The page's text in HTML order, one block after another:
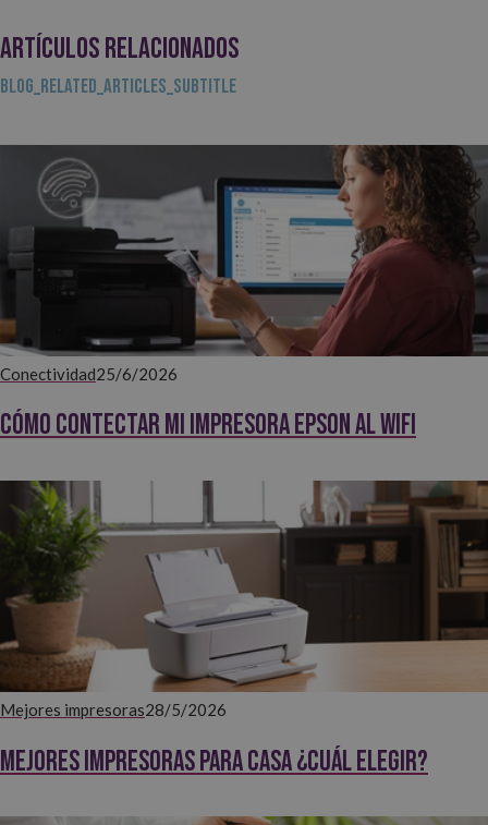
ARTÍCULOS RELACIONADOS
BLOG_RELATED_ARTICLES_SUBTITLE
Conectividad25/6/2026
Cómo contectar mi impresora EPSON al WiFi
Mejores impresoras28/5/2026
Mejores impresoras para casa ¿Cuál elegir?